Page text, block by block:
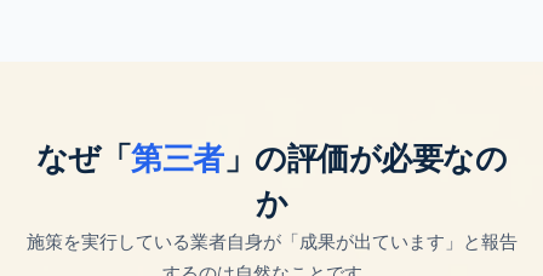
なぜ「第三者」の評価が必要なの
か
施策を実行している業者自身が「成果が出ています」と報告